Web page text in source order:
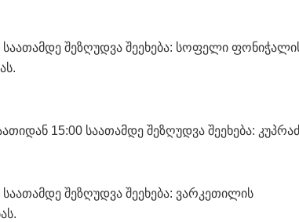
შეზღუდვა შეეხება: სოფელი
15:00 საათამდე შეზღუდვა შეეხება:
შეზღუდვა შეეხება: ვარკეთილის